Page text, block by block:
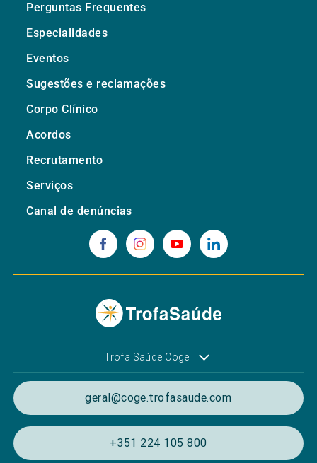
Perguntas Frequentes
Especialidades
Eventos
Sugestões e reclamações
Corpo Clínico
Acordos
Recrutamento
Serviços
Canal de denúncias
Trofa Saúde Coge
geral@coge.trofasaude.com
+351 224 105 800